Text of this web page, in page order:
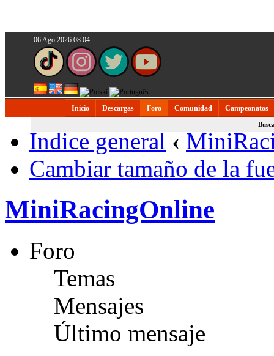
06 Ago 2026 08:04
Inicio Descargas Foro Comunidad Campeonatos
Índice general ‹
Cambiar tamaño de la
MiniRacingOnline
Foro
Temas
Mensajes
Último mensaje